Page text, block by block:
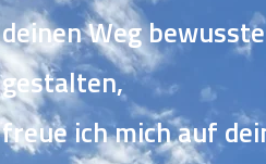
deinen Weg
gestalten,
freue ich mich auf